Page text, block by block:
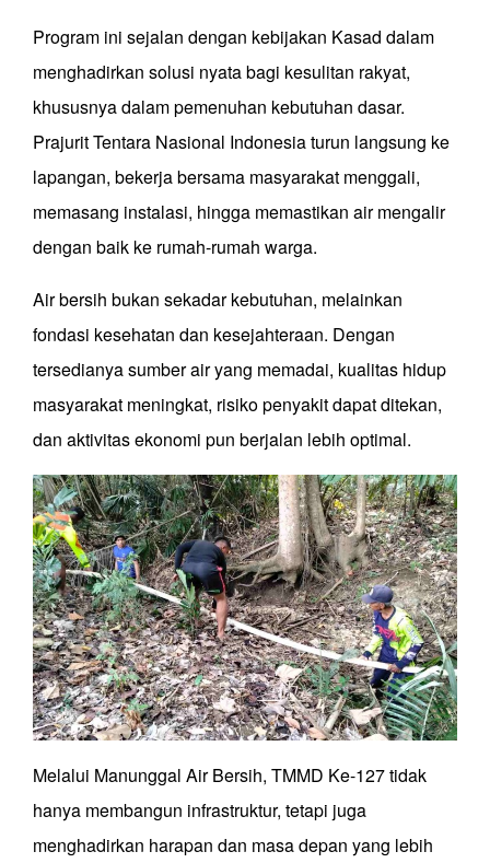
Program ini sejalan dengan kebijakan Kasad dalam
menghadirkan solusi nyata bagi kesulitan rakyat,
khususnya dalam pemenuhan kebutuhan dasar.
Prajurit Tentara Nasional Indonesia turun langsung ke
lapangan, bekerja bersama masyarakat menggali,
memasang instalasi, hingga memastikan air mengalir
dengan baik ke rumah-rumah warga.
Air bersih bukan sekadar kebutuhan, melainkan
fondasi kesehatan dan kesejahteraan. Dengan
tersedianya sumber air yang memadai, kualitas hidup
masyarakat meningkat, risiko penyakit dapat ditekan,
dan aktivitas ekonomi pun berjalan lebih optimal.
Melalui Manunggal Air Bersih, TMMD Ke-127 tidak
hanya membangun infrastruktur, tetapi juga
menghadirkan harapan dan masa depan yang lebih